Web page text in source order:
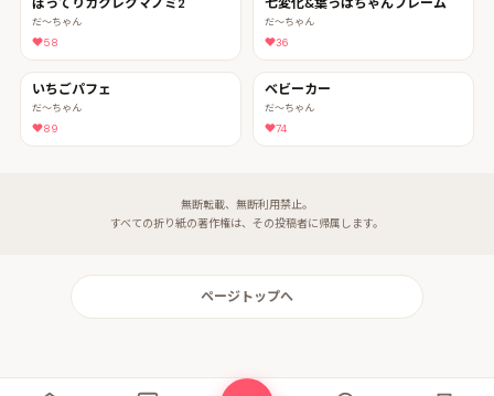
だ〜ちゃん
58
だ〜ちゃん
36
いちごパフェ
だ〜ちゃん
89
ベビーカー
だ〜ちゃん
74
無断転載、無断利用禁止。
すべての折り紙の著作権は、その投稿者に帰属します。
ページトップへ